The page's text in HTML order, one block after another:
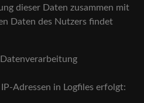
dieser Daten zusammen mit
Daten des Nutzers findet
Adressen in Logfiles erfolgt: